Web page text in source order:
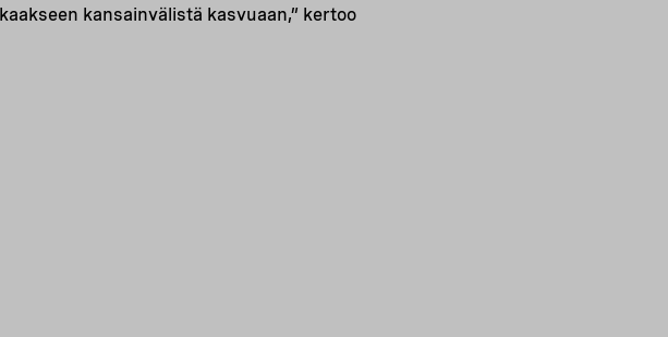
kansainvälistä kasvuaan,” kertoo